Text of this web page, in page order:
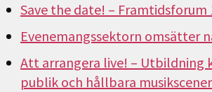
Save the date! – Framtidsforum
Evenemangssektorn omsätter
Att arrangera live! – Utbildning
publik och hållbara musikscener